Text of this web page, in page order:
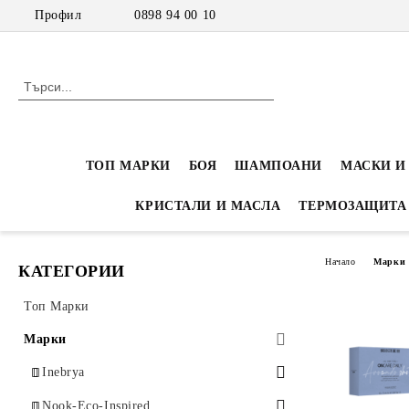
Профил 0898 94 00 10
ТОП МАРКИ БОЯ ШАМПОАНИ МАСКИ И
КРИСТАЛИ И МАСЛА ТЕРМОЗАЩИТА
КАТЕГОРИИ
Топ Марки
Марки
Inebrya
Inebrya Color - Професионална боя
Nook-Eco-Inspired
Начало Марки